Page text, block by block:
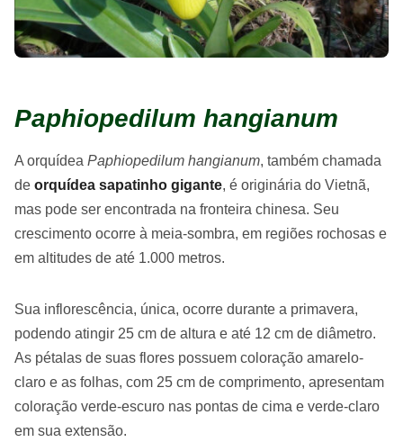
Paphiopedilum hangianum
A orquídea Paphiopedilum hangianum, também chamada
de orquídea sapatinho gigante, é originária do Vietnã,
mas pode ser encontrada na fronteira chinesa. Seu
crescimento ocorre à meia-sombra, em regiões rochosas e
em altitudes de até 1.000 metros.
Sua inflorescência, única, ocorre durante a primavera,
podendo atingir 25 cm de altura e até 12 cm de diâmetro.
As pétalas de suas flores possuem coloração amarelo-
claro e as folhas, com 25 cm de comprimento, apresentam
coloração verde-escuro nas pontas de cima e verde-claro
em sua extensão.